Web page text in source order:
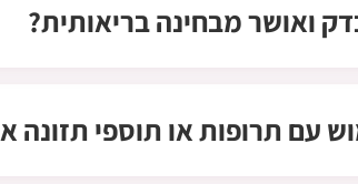
ואושר מבחינה בריאותית?
עם תרופות או תוספי תזונה